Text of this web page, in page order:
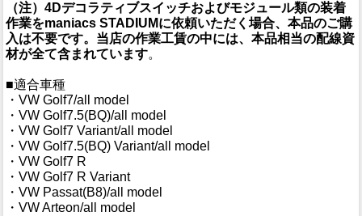
（注）4Dデコラティブスイッチおよびモジュール類の装着
作業をmaniacs STADIUMに依頼いただく場合、本品のご購
入は不要です。当店の作業工賃の中には、本品相当の配線資
材が全て含まれています。
■適合車種
・VW Golf7/all model
・VW Golf7.5(BQ)/all model
・VW Golf7 Variant/all model
・VW Golf7.5(BQ) Variant/all model
・VW Golf7 R
・VW Golf7 R Variant
・VW Passat(B8)/all model
・VW Arteon/all model